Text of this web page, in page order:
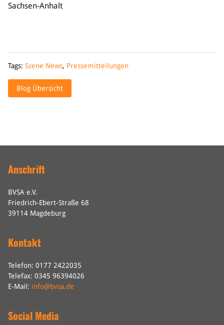
Sachsen-Anhalt
Tags: Szene News, Pressemitteilungen
Blog Übersicht
Anschrift
BVSA e.V.
Friedrich-Ebert-Straße 68
39114 Magdeburg
Kontakt
Telefon: 0177 2422035
Telefax: 0345 96394026
E-Mail: info@bvsa.de
Social Media